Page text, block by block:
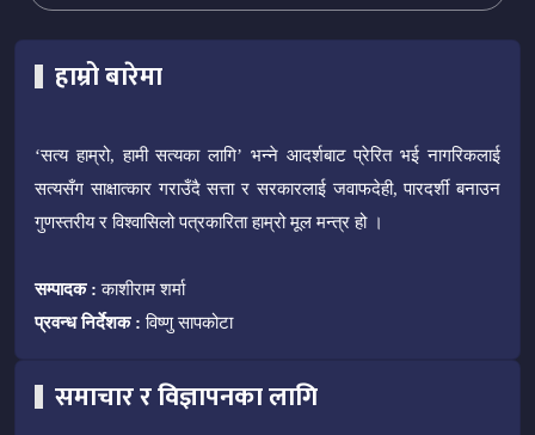
हाम्रो बारेमा
‘सत्य हाम्रो, हामी सत्यका लागि’ भन्ने आदर्शबाट प्रेरित भई नागरिकलाई
सत्यसँग साक्षात्कार गराउँदै सत्ता र सरकारलाई जवाफदेही, पारदर्शी बनाउन
गुणस्तरीय र विश्वासिलो पत्रकारिता हाम्रो मूल मन्त्र हो ।
सम्पादक : काशीराम शर्मा
प्रवन्ध निर्देशक : विष्णु सापकोटा
समाचार र विज्ञापनका लागि